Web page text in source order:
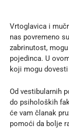
Vrtoglavica i
nas povremeno
zabrinutost,
pojedinca. U
koji mogu
Od vestibularnih
do psiholoških
će vam članak
pomoći da bolje